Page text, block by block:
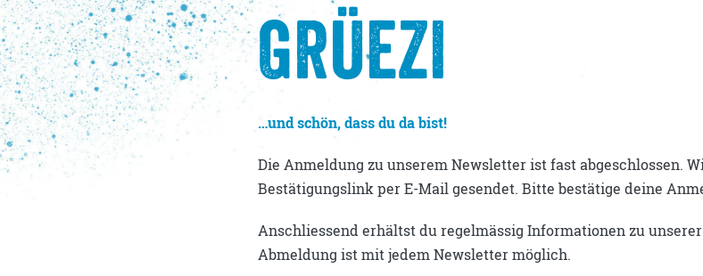
GRÜEZI
…und schön, dass du da bist!
Die Anmeldung zu unserem Newsletter ist fast abgeschlossen.
Bestätigungslink per E-Mail gesendet. Bitte bestätige deine
Anschliessend erhältst du regelmässig Informationen zu
Abmeldung ist mit jedem Newsletter möglich.